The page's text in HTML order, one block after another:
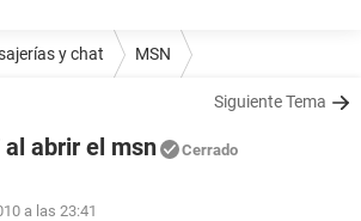
y chat MSN
Siguiente Tema
al abrir el msn Cerrado
a las 23:41